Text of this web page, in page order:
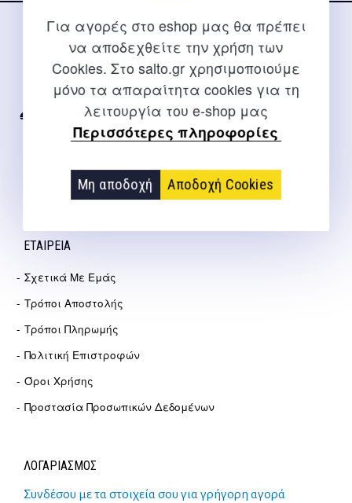
Για αγορές στο eshop μας θα πρέπει
να αποδεχθείτε την χρήση των
Cookies. Στο salto.gr χρησιμοποιούμε
μόνο τα απαραίτητα cookies για τη
λειτουργία του e-shop μας
Περισσότερες πληροφορίες
Μη αποδοχή Αποδοχή Cookies
ΕΠΙΚΟΙΝΩΝΊΑ
Για διευκρινίσεις και υποστήριξη παραγγελιών μέσω του
Internet
2310 267108
Αγγελάκη 21, Θεσσαλονίκη
ΕΤΑΙΡΕΊΑ
Σχετικά Με Εμάς
Τρόποι Αποστολής
Τρόποι Πληρωμής
Πολιτική Επιστροφών
Όροι Χρήσης
Προστασία Προσωπικών Δεδομένων
ΛΟΓΑΡΙΑΣΜΟΣ
Συνδέσου με τα στοιχεία σου για γρήγορη αγορά